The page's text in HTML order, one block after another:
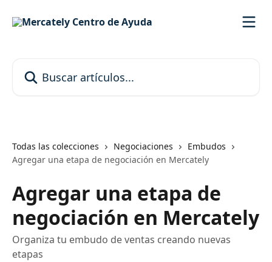
Todas las colecciones Negociaciones
Embudos
Agregar una etapa de negociación en Mercately
Agregar una etapa de
negociación en Mercately
Organiza tu embudo de ventas creando nuevas
etapas